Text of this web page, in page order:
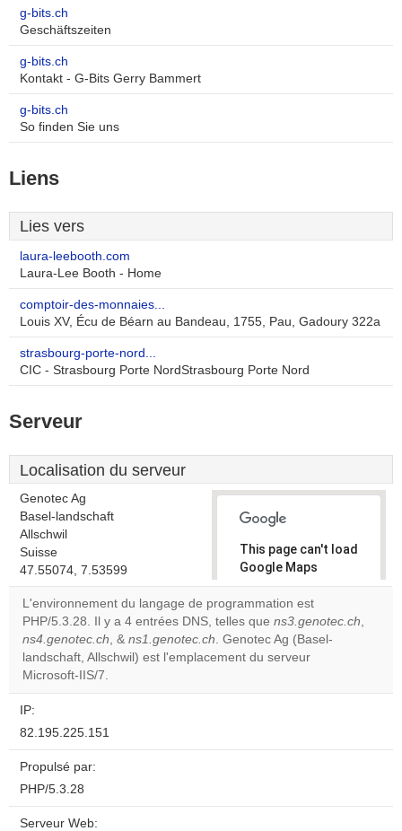
g-bits.ch
Geschäftszeiten
g-bits.ch
Kontakt - G-Bits Gerry Bammert
g-bits.ch
So finden Sie uns
Liens
Lies vers
laura-leebooth.com
Laura-Lee Booth - Home
comptoir-des-monnaies...
Louis XV, Écu de Béarn au Bandeau, 1755, Pau, Gadoury 322a
strasbourg-porte-nord...
CIC - Strasbourg Porte NordStrasbourg Porte Nord
Serveur
Localisation du serveur
Genotec Ag
Basel-landschaft
Allschwil
Suisse
47.55074, 7.53599
This page can't load
Google Maps
correctly.
Do you
own this
website?
L'environnement du langage de programmation est
PHP/5.3.28. Il y a 4 entrées DNS, telles que ns3.genotec.ch,
ns4.genotec.ch, & ns1.genotec.ch. Genotec Ag (Basel-
landschaft, Allschwil) est l'emplacement du serveur
Microsoft-IIS/7.
IP:
82.195.225.151
Propulsé par:
PHP/5.3.28
Serveur Web: